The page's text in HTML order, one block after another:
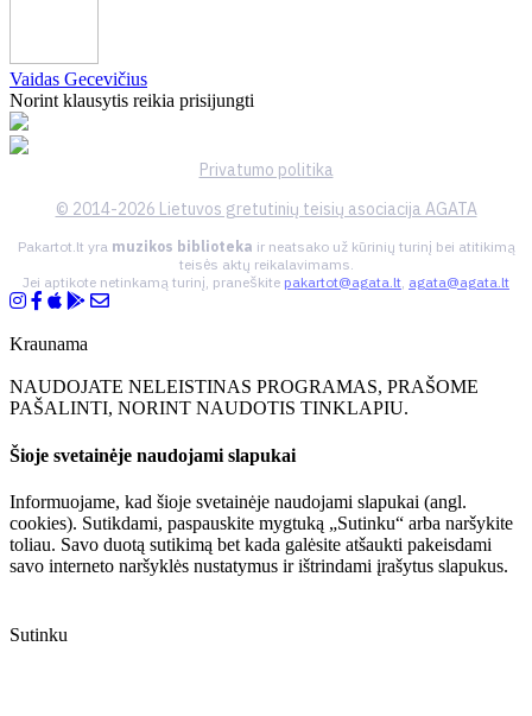
Vaidas Gecevičius
Norint klausytis reikia prisijungti
Privatumo politika
© 2014-2026 Lietuvos gretutinių teisių asociacija AGATA
Pakartot.lt yra muzikos biblioteka ir neatsako už kūrinių turinį bei atitikimą
teisės aktų reikalavimams.
Jei aptikote netinkamą turinį, praneškite pakartot@agata.lt, agata@agata.lt
Kraunama
NAUDOJATE NELEISTINAS PROGRAMAS, PRAŠOME
PAŠALINTI, NORINT NAUDOTIS TINKLAPIU.
Šioje svetainėje naudojami slapukai
Informuojame, kad šioje svetainėje naudojami slapukai (angl.
cookies). Sutikdami, paspauskite mygtuką „Sutinku“ arba naršykite
toliau. Savo duotą sutikimą bet kada galėsite atšaukti pakeisdami
savo interneto naršyklės nustatymus ir ištrindami įrašytus slapukus.
Sutinku